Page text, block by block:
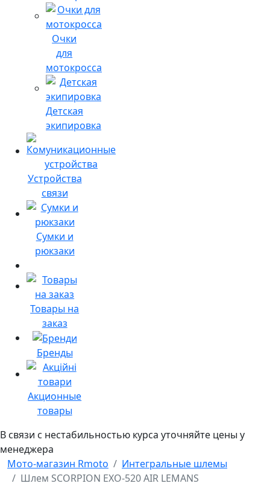
Очки
для
мотокросса
Детская
экипировка
Устройства
связи
Сумки и
рюкзаки
Товары на
заказ
Бренды
Акционные
товары
В связи с нестабильностью курса уточняйте цены у
менеджера
Мото-магазин Rmoto
Интегральные шлемы
Шлем SCORPION EXO-520 AIR LEMANS